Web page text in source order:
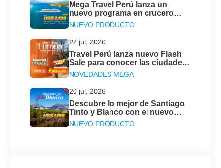
Mega Travel Perú lanza un
nuevo programa en crucero
para descubrir las Antillas &
Islas Vírgenes
NUEVO PRODUCTO
22 jul, 2026
Travel Perú lanza nuevo Flash
Sale para conocer las ciudades
más emblemáticas en el Gran
Tour de Europa
NOVEDADES MEGA
20 jul, 2026
Descubre lo mejor de Santiago
Tinto y Blanco con el nuevo
programa de Mega Travel Perú
NUEVO PRODUCTO